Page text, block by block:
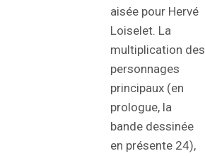
aisée pour Hervé
Loiselet. La
multiplication des
personnages
principaux (en
prologue, la
bande dessinée
en présente 24),